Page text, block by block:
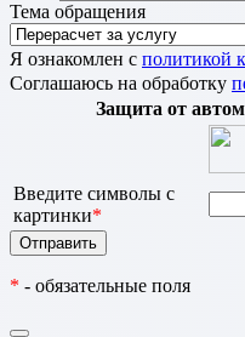
Тема обращения
Я ознакомлен с политикой
Соглашаюсь на обработку
Защита от
Введите символы с
картинки*
* - обязательные поля